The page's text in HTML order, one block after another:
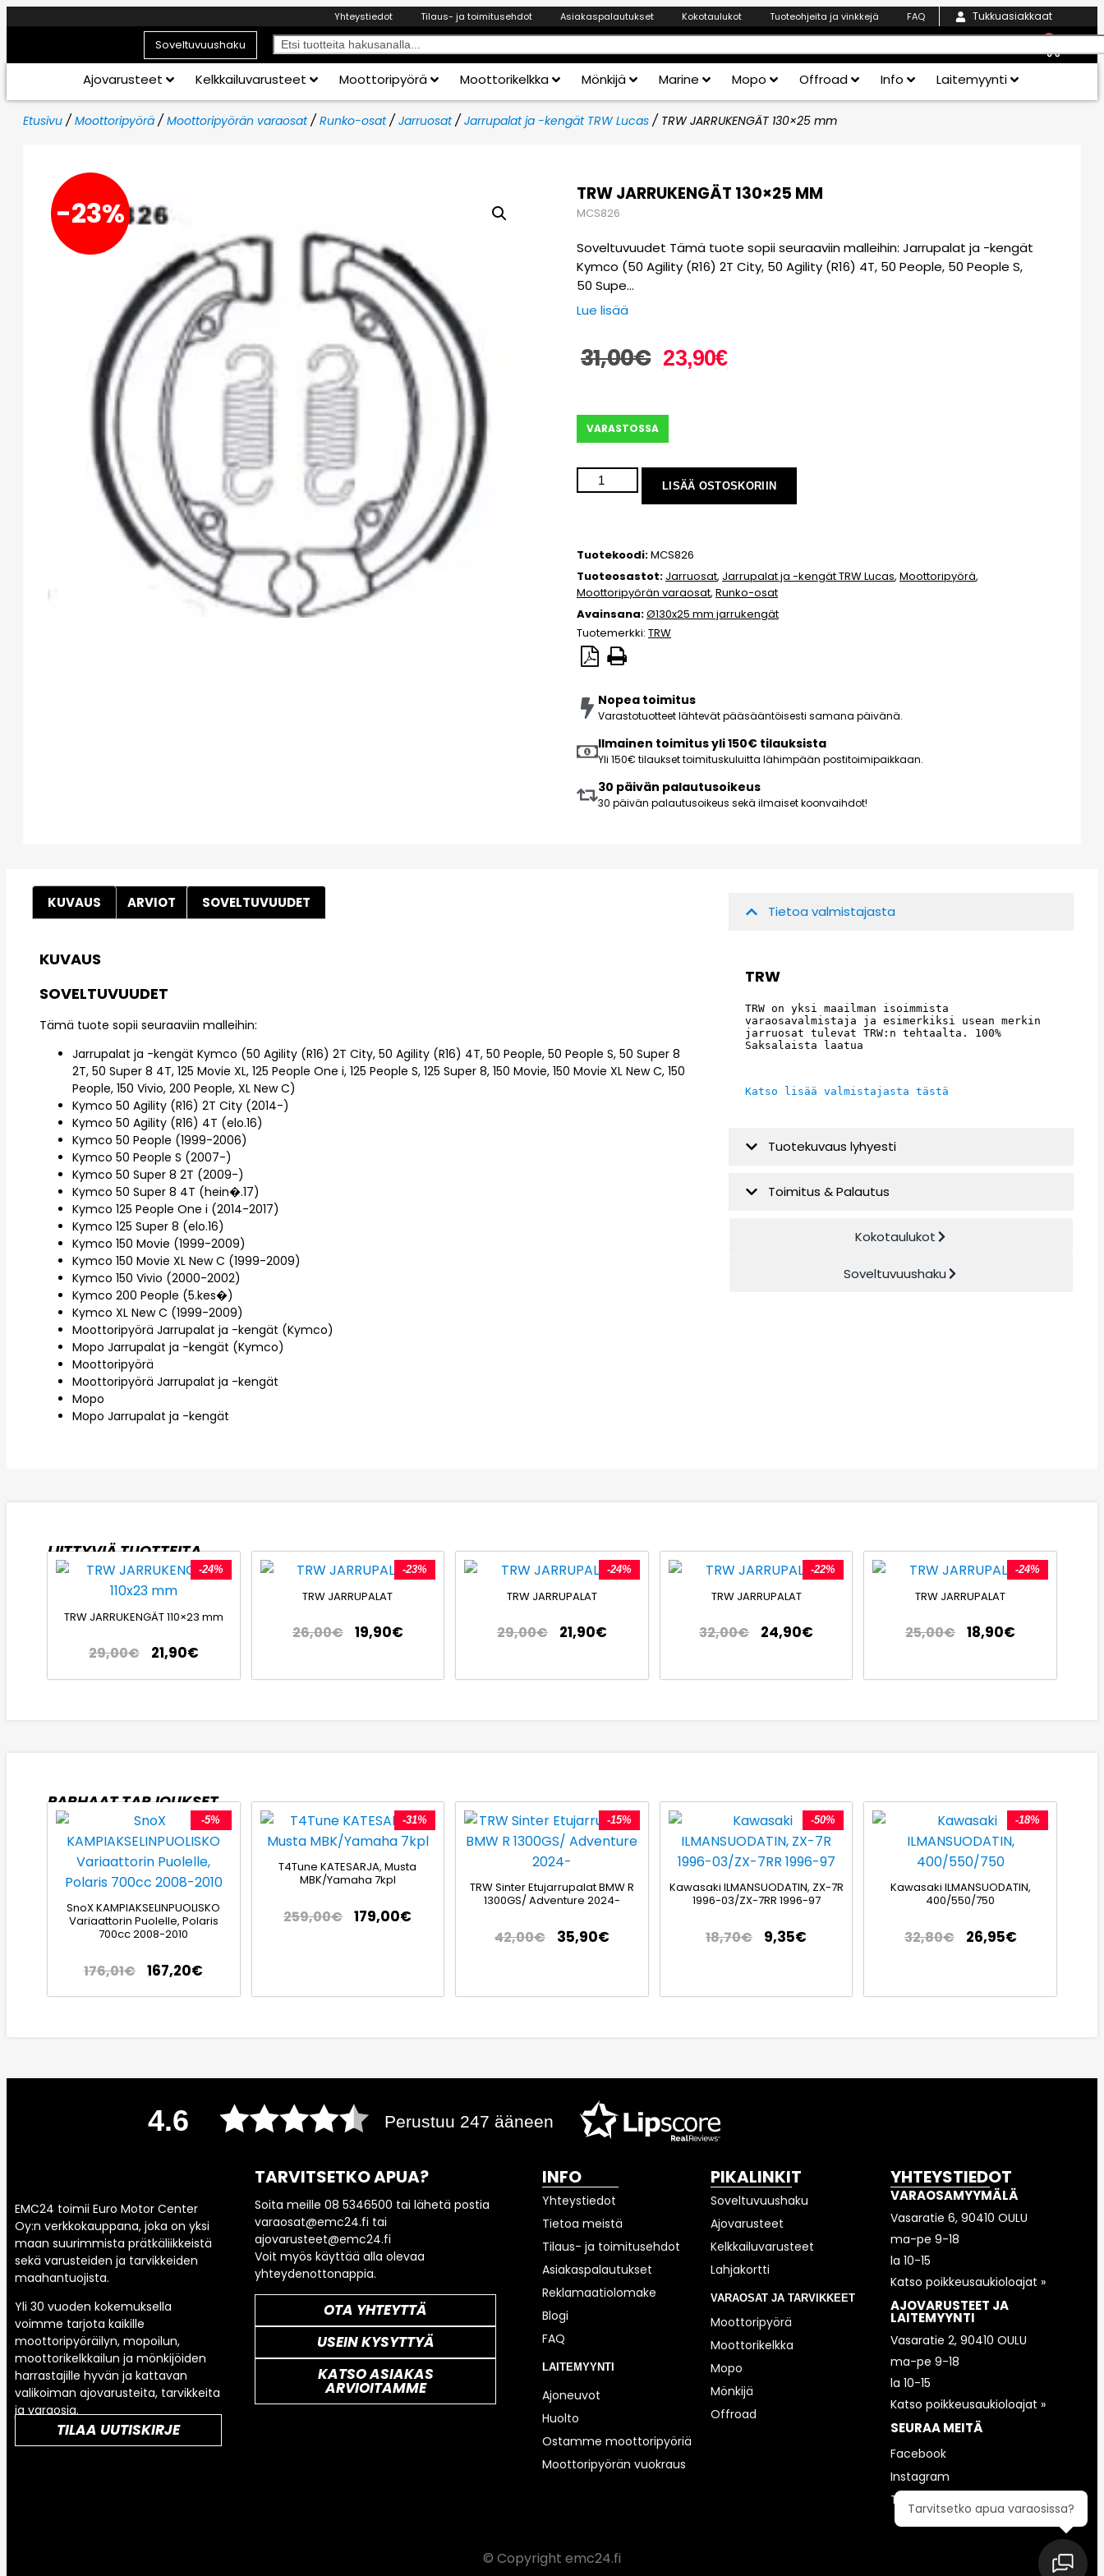
Yhteystiedot Tilaus- ja toimitusehdot Asiakaspalautukset Kokotaulukot Tuoteohjeita ja vinkkejä FAQ Tukkuasiakkaat
Soveltuvuushaku 0
Ajovarusteet Kelkkailuvarusteet Moottoripyörä Moottorikelkka Mönkijä Marine Mopo Offroad Info Laitemyynti
Etusivu / Moottoripyörä / Moottoripyörän varaosat/ Runko-osat/ Jarruosat/ Jarrupalat ja -kengät TRW Lucas / TRW JARRUKENGÄT 130×25 mm
-23%
TRW JARRUKENGÄT 130×25 MM
MCS826
Soveltuvuudet Tämä tuote sopii seuraaviin malleihin: Jarrupalat ja -kengät
Kymco (50 Agility (R16) 2T City, 50 Agility (R16) 4T, 50 People, 50 People S,
50 Supe…
Lue lisää
31,00€ 23,90€
VARASTOSSA
LISÄÄ OSTOSKORIIN
Tuotekoodi:MCS826
Tuoteosastot: Jarruosat, Jarrupalat ja -kengät TRW Lucas, Moottoripyörä,
Moottoripyörän varaosat, Runko-osat
Avainsana:Ø130x25 mm jarrukengät
Tuotemerkki: TRW
Nopea toimitus
Varastotuotteet lähtevät pääsääntöisesti samana päivänä.
Ilmainen toimitus yli 150€ tilauksista
Yli 150€ tilaukset toimituskuluitta lähimpään postitoimipaikkaan.
30 päivän palautusoikeus
30 päivän palautusoikeus sekä ilmaiset koonvaihdot!
KUVAUS ARVIOT SOVELTUVUUDET
KUVAUS
SOVELTUVUUDET
Tämä tuote sopii seuraaviin malleihin:
Jarrupalat ja -kengät Kymco (50 Agility (R16) 2T City, 50 Agility (R16) 4T, 50 People, 50 People S, 50 Super 8
2T, 50 Super 8 4T, 125 Movie XL, 125 People One i, 125 People S, 125 Super 8, 150 Movie, 150 Movie XL New C, 150
People, 150 Vivio, 200 People, XL New C)
Kymco 50 Agility (R16) 2T City (2014-)
Kymco 50 Agility (R16) 4T (elo.16)
Kymco 50 People (1999-2006)
Kymco 50 People S (2007-)
Kymco 50 Super 8 2T (2009-)
Kymco 50 Super 8 4T (hein�.17)
Kymco 125 People One i (2014-2017)
Kymco 125 Super 8 (elo.16)
Kymco 150 Movie (1999-2009)
Kymco 150 Movie XL New C (1999-2009)
Kymco 150 Vivio (2000-2002)
Kymco 200 People (5.kes�)
Kymco XL New C (1999-2009)
Moottoripyörä Jarrupalat ja -kengät (Kymco)
Mopo Jarrupalat ja -kengät (Kymco)
Moottoripyörä
Moottoripyörä Jarrupalat ja -kengät
Mopo
Mopo Jarrupalat ja -kengät
Tietoa valmistajasta
TRW
TRW on yksi maailman isoimmista
varaosavalmistaja ja esimerkiksi usean merkin
jarruosat tulevat TRW:n tehtaalta. 100%
Saksalaista laatua
Katso lisää valmistajasta tästä
Tuotekuvaus lyhyesti
Toimitus & Palautus
Kokotaulukot
Soveltuvuushaku
LIITTYVIÄ TUOTTEITA
-24%
TRW JARRUKENGÄT 110×23 mm
29,00€ 21,90€
-23%
TRW JARRUPALAT
26,00€ 19,90€
-24%
TRW JARRUPALAT
29,00€ 21,90€
-22%
TRW JARRUPALAT
32,00€ 24,90€
-24%
TRW JARRUPALAT
25,00€ 18,90€
PARHAAT TARJOUKSET
-5%
SnoX KAMPIAKSELINPUOLISKO
Variaattorin Puolelle, Polaris
700cc 2008-2010
176,01€ 167,20€
-31%
T4Tune KATESARJA, Musta
MBK/Yamaha 7kpl
259,00€ 179,00€
-15%
TRW Sinter Etujarrupalat BMW R
1300GS/ Adventure 2024-
42,00€ 35,90€
-50%
Kawasaki ILMANSUODATIN, ZX-7R
1996-03/ZX-7RR 1996-97
18,70€ 9,35€
-18%
Kawasaki ILMANSUODATIN,
400/550/750
32,80€ 26,95€
4.6 Perustuu 247 ääneen
EMC24 toimii Euro Motor Center
Oy:n verkkokauppana, joka on yksi
maan suurimmista prätkäliikkeistä
sekä varusteiden ja tarvikkeiden
maahantuojista.
Yli 30 vuoden kokemuksella
voimme tarjota kaikille
moottoripyöräilyn, mopoilun,
moottorikelkkailun ja mönkijöiden
harrastajille hyvän ja kattavan
valikoiman ajovarusteita, tarvikkeita
ja varaosia.
TILAA UUTISKIRJE
TARVITSETKO APUA?
Soita meille 08 5346500 tai lähetä postia
varaosat@emc24.fi tai
ajovarusteet@emc24.fi
Voit myös käyttää alla olevaa
yhteydenottonappia.
OTA YHTEYTTÄ
USEIN KYSYTTYÄ
KATSO ASIAKAS
ARVIOITAMME
INFO
Yhteystiedot
Tietoa meistä
Tilaus- ja toimitusehdot
Asiakaspalautukset
Reklamaatiolomake
Blogi
FAQ
LAITEMYYNTI
Ajoneuvot
Huolto
Ostamme moottoripyöriä
Moottoripyörän vuokraus
PIKALINKIT
Soveltuvuushaku
Ajovarusteet
Kelkkailuvarusteet
Lahjakortti
VARAOSAT JA TARVIKKEET
Moottoripyörä
Moottorikelkka
Mopo
Mönkijä
Offroad
YHTEYSTIEDOT
VARAOSAMYYMÄLÄ
Vasaratie 6, 90410 OULU
ma-pe 9-18
la 10-15
Katso poikkeusaukioloajat »
AJOVARUSTEET JA
LAITEMYYNTI
Vasaratie 2, 90410 OULU
ma-pe 9-18
la 10-15
Katso poikkeusaukioloajat »
SEURAA MEITÄ
Facebook
Instagram
TikTok
© Copyright emc24.fi
Tarvitsetko apua varaosissa?